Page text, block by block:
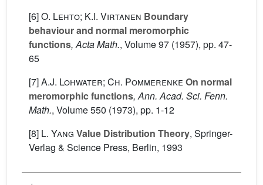
[6]O. Lehto; K.I. Virtanen Boundary
behaviour and normal meromorphic
functions, Acta Math., Volume 97 (1957), pp. 47-
65
[7]A.J. Lohwater; Ch. Pommerenke On normal
meromorphic functions, Ann. Acad. Sci. Fenn.
Math., Volume 550 (1973), pp. 1-12
[8] L. Yang Value Distribution Theory, Springer-
Verlag & Science Press, Berlin, 1993